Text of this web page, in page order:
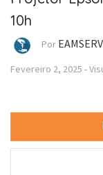
10h
Por
Fevereiro 2, 2025 -